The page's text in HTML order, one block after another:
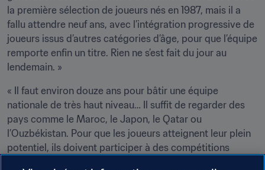
la première sélection de joueurs nés en 1987, mais il a
fallu attendre neuf ans, avec l’intégration progressive de
joueurs issus d’autres catégories d’âge, pour que l’équipe
remporte enfin un titre. Rien ne s’est fait du jour au
lendemain. »
« Il faut environ douze ans pour bâtir une équipe
nationale de très haut niveau… Il suffit de regarder des
pays comme le Maroc, le Japon, le Qatar ou
l’Ouzbékistan. Pour que les joueurs atteignent leur plein
potentiel, ils doivent participer à des compétitions